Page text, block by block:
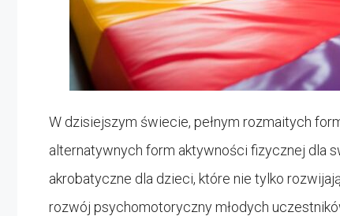
W dzisiejszym świecie, pełnym rozmaitych
alternatywnych form aktywności fizycznej dla
akrobatyczne dla dzieci, które nie tylko
rozwój psychomotoryczny młodych